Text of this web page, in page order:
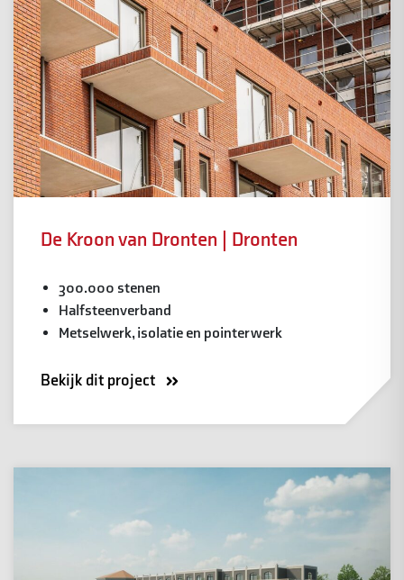
De Kroon van Dronten | Dronten
300.000 stenen
Halfsteenverband
Metselwerk, isolatie en pointerwerk
Bekijk dit project